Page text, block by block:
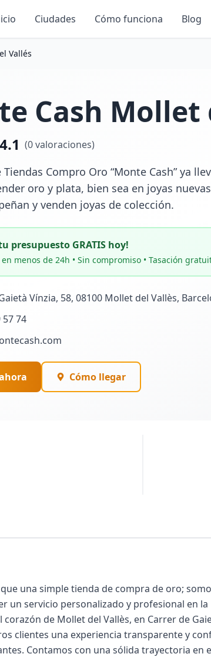
Ciudades Cómo funciona Blog
Vallés
Cash Mollet
4.1 (0valoraciones)
Tiendas Compro Oro “Monte Cash” ya
oro y plata, bien sea en joyas
y venden joyas de colección.
presupuesto GRATIS hoy!
menos de 24h • Sin compromiso • Tasación
Vínzia, 58, 08100 Mollet del Vallès,
57 74
Cómo llegar
una simple tienda de compra de oro;
un servicio personalizado y profesional en la
de Mollet del Vallès, en Carrer de
clientes una experiencia transparente y
Contamos con una sólida trayectoria en